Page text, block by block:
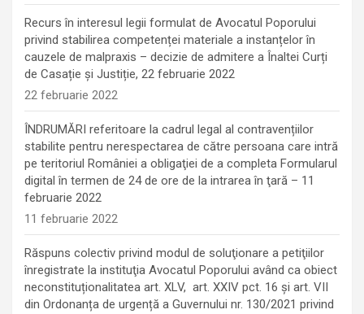
Recurs în interesul legii formulat de Avocatul Poporului
privind stabilirea competenței materiale a instanțelor în
cauzele de malpraxis – decizie de admitere a Înaltei Curți
de Casație și Justiție, 22 februarie 2022
22 februarie 2022
ÎNDRUMĂRI referitoare la cadrul legal al contravențiilor
stabilite pentru nerespectarea de către persoana care intră
pe teritoriul României a obligaţiei de a completa Formularul
digital în termen de 24 de ore de la intrarea în ţară – 11
februarie 2022
11 februarie 2022
Răspuns colectiv privind modul de soluţionare a petiţiilor
înregistrate la instituţia Avocatul Poporului având ca obiect
neconstituționalitatea art. XLV, art. XXIV pct. 16 și art. VII
din Ordonanța de urgență a Guvernului nr. 130/2021 privind